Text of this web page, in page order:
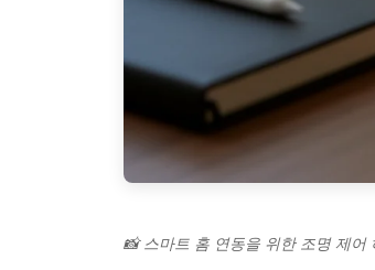
📸 스마트 홈 연동을 위한 조명 제어